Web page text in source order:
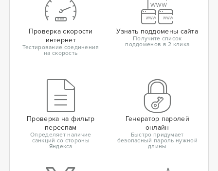
Проверка скорости
интернет
Тестирование соединения
на скорость
Узнать поддомены сайта
Получите список
поддоменов в 2 клика
Проверка на фильтр
переспам
Определяет наличие
санкций со стороны
Яндекса
Генератор паролей
онлайн
Быстро придумает
безопасный пароль нужной
длины